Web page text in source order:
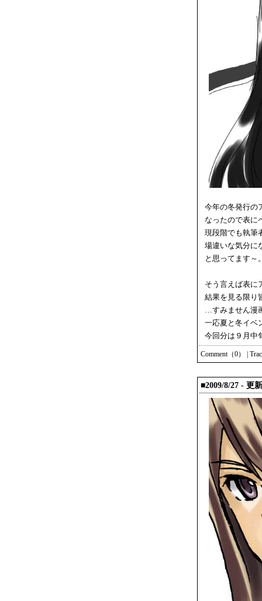
今年の冬発行の
なったので表に
現段階でも執筆
場違いな気分に
と思ってます～
そう言えば表に
結果を見る限り
…すみません漫
一応夏と冬イベ
今回分は９月中
Comment（0）
■2009/8/27 - 更